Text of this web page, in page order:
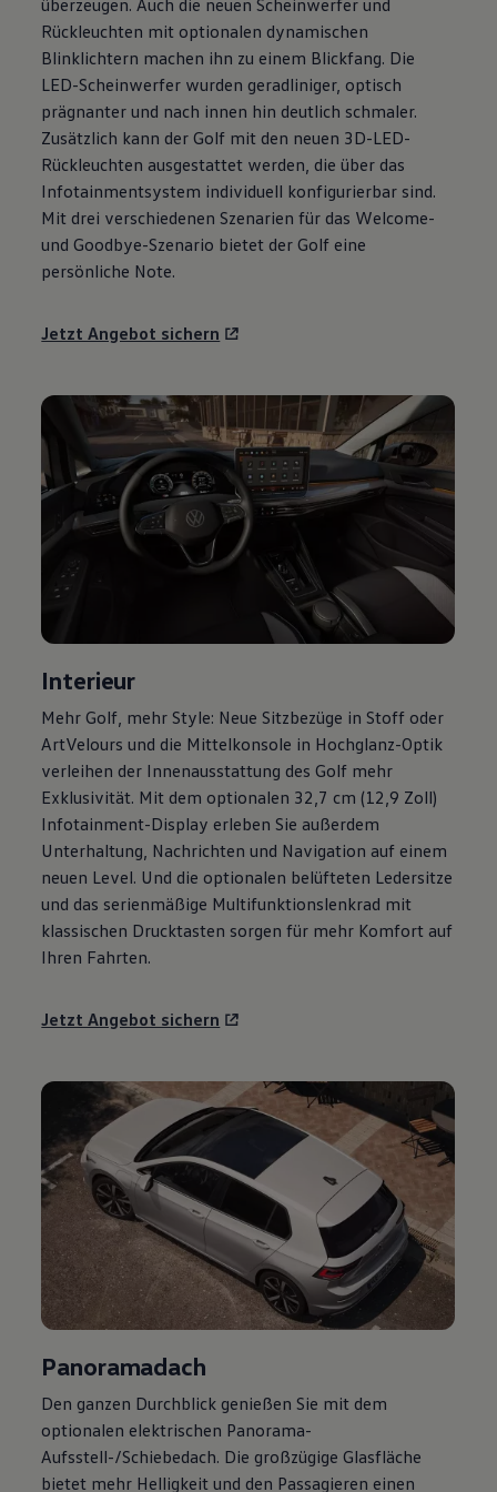
Motorenöl und Flüssigkeiten
Räder und Reifen
Pannen- und Unfallhilfe
Economy Service
Volkswagen Teile
Zubehör
Modellspezifisches Zubehör
Schutz und Pflege
Transport
Entertainment und Elektronik
Individualisieren
Wallbox und Ladekabel
Digitale Extras
Dienste für Ihr Modell finden
Updates für Software, Karten und Radio
Kundeninformationen
Volkswagen Kundenbetreuung
Warn- und Kontrollleuchten
Assistenzsysteme
Digitale Betriebsanleitung
Live Beratung
Magazin
Lifestyle
Transport
Pannen- und Unfallhilfe
Rückleuchten mit optionalen dynamischen
Blinklichtern machen ihn zu einem Blickfang. Die
LED-Scheinwerfer wurden geradliniger, optisch
prägnanter und nach innen hin deutlich schmaler.
Zusätzlich kann der Golf mit den neuen 3D-LED-
Rückleuchten ausgestattet werden, die über das
Infotainmentsystem individuell konfigurierbar sind.
Mit drei verschiedenen Szenarien für das Welcome-
und Goodbye-Szenario bietet der Golf eine
persönliche Note.
Jetzt Angebot sichern
Interieur
Mehr Golf , mehr Style: Neue Sitzbezüge in Stoff oder
ArtVelours und die Mittelkonsole in Hochglanz-Optik
verleihen der Innenausstattung des Golf mehr
Exklusivität. Mit dem optionalen 32,7 cm (12,9 Zoll)
Infotainment-Display erleben Sie außerdem
Unterhaltung, Nachrichten und Navigation auf einem
neuen Level. Und die optionalen belüfteten Ledersitze
und das serienmäßige Multifunktionslenkrad mit
klassischen Drucktasten sorgen für mehr Komfort auf
Ihren Fahrten.
Jetzt Angebot sichern
Panoramadach
Den ganzen Durchblick genießen Sie mit dem
optionalen elektrischen Panorama-
Aufsstell-/Schiebedach. Die großzügige Glasfläche
bietet mehr Helligkeit und den Passagieren einen